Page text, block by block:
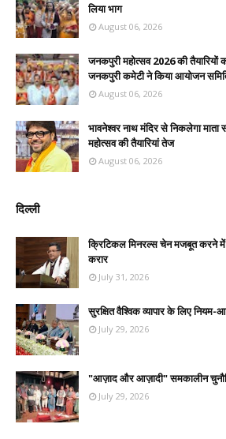
लिया भाग
August 06, 2026
जनकपुरी महोत्सव 2026 की तैयारियों
जनकपुरी कमेटी ने किया आयोजन
August 06, 2026
भावनेश्वर नाथ मंदिर से निकलेगा माता
महोत्सव की तैयारियां तेज
August 06, 2026
दिल्ली
क्रिटिकल मिनरल्स चेन मजबूत करने
करार
July 31, 2026
सुरक्षित वैश्विक व्यापार के लिए नियम-
July 29, 2026
"आज़ाद और आज़ादी" समकालीन
July 29, 2026